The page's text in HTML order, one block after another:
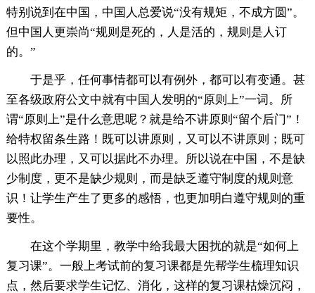
特别说到在中国，中国人总爱说“没有规矩，不成方圆”。
但中国人更崇尚“规则是死的，人是活的，规则是人订
的。”
于是乎，任何事情都可以有例外，都可以有变通。甚
至各级政府公文中就有中国人发明的“原则上”一词。所
谓“原则上”是什么意思呢？就是给不讲原则“留个后门”！
给特权留条生路！既可以讲原则，又可以不讲原则；既可
以照此办理，又可以据此不办理。所以说在中国，不是缺
少制度，更不是缺少规则，而是缺乏遵守制度的规则意
识！让学生产生了更多的感悟，也更加明白遵守规则的重
要性。
在这个学期里，教学中给我最大困扰的就是“如何上
复习课”。一般上考试前的复习课都是先帮学生梳理知识
点，然后要求学生记忆、消化，这样的复习课枯燥沉闷，